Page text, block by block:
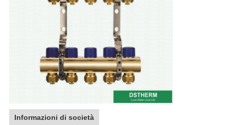
Informazioni di società